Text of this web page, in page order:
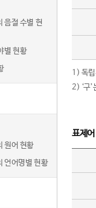
음절 수별 현
별 현황
원어 현황
언어명별 현황
1) 독립
2) ‘구
표제